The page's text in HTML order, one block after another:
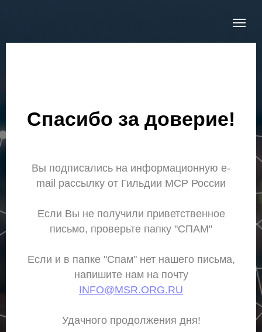
Спасибо за доверие!
Вы подписались на информационную e-
mail рассылку от Гильдии МСР России
Если Вы не получили приветственное
письмо, проверьте папку "СПАМ"
Если и в папке "Спам" нет нашего письма,
напишите нам на почту
INFO@MSR.ORG.RU
Удачного продолжения дня!